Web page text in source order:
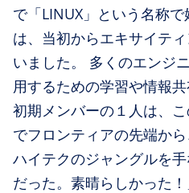
で「LINUX」という名称
は、当初からエキサイテ
いました。 多くのエンジ
用するための学習や情報共
初期メンバーの１人は、
でフロンティアの先端か
ハイテクのジャングルを
だった。素晴らしかった！